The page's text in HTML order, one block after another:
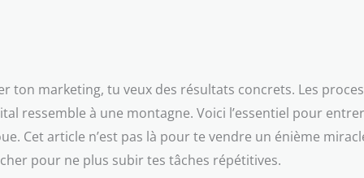
marketing, tu veux des résultats concrets. Les
ressemble à une montagne. Voici l’essentiel pour
Cet article n’est pas là pour te vendre un énième
pour ne plus subir tes tâches répétitives.